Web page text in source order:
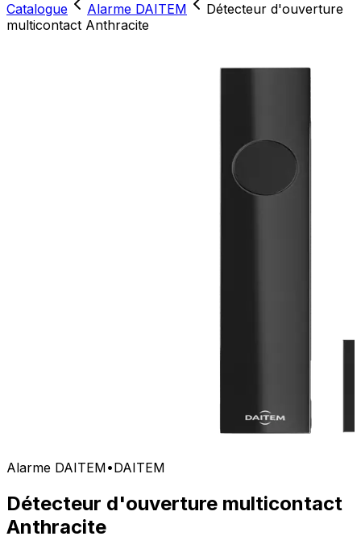
Catalogue
Alarme DAITEM
Détecteur d'ouverture
multicontact Anthracite
Alarme DAITEM•DAITEM
Détecteur d'ouverture multicontact
Anthracite